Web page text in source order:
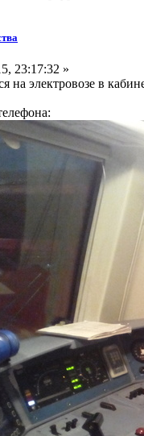
23:17:32 »
на электровозе в